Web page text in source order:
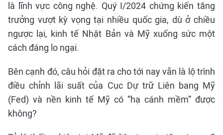
là lĩnh vực công nghệ. Quý I/2024 chứng kiến tăng
trưởng vượt kỳ vọng tại nhiều quốc gia, dù ở chiều
ngược lại, kinh tế Nhật Bản và Mỹ xuống sức một
cách đáng lo ngại.
Bên cạnh đó, câu hỏi đặt ra cho tới nay vẫn là lộ trình
điều chỉnh lãi suất của Cục Dự trữ Liên bang Mỹ
(Fed) và nền kinh tế Mỹ có “hạ cánh mềm” được
không?